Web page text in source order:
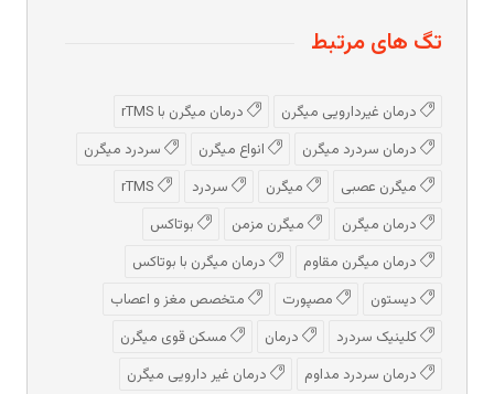
تگ های مرتبط
درمان غیردارویی میگرن
درمان میگرن با rTMS
درمان سردرد میگرن
انواع میگرن
سردرد میگرن
میگرن عصبی
میگرن سردرد
درمان میگرن
میگرن مزمن
بوتاکس
درمان میگرن مقاوم
درمان میگرن با بوتاکس
دیستون
مصپورت
متخصص مغز و اعصاب
کلینیک سردرد
درمان
مسکن قوی میگرن
درمان سردرد مداوم
درمان غیر دارویی میگرن